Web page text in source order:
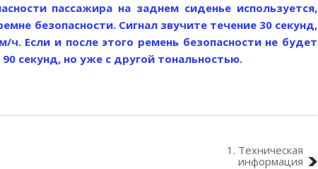
пассажира на заднем сиденье используется,
безопасности. Сигнал звучите течение 30 секунд,
Если и после этого ремень безопасности не будет
секунд, но уже с другой тональностью.
1. Техническая
информация